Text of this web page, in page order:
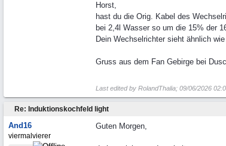
Horst,
hast du die Orig. Kabel des
bei 2,4l Wasser so um die 15% der
Dein Wechselrichter sieht ähnlich
Gruss aus dem Fan Gebirge bei
Last edited by RolandThalia; 09/06/2026
Re: Induktionskochfeld light
And16
viermalvierer
Guten Morgen,